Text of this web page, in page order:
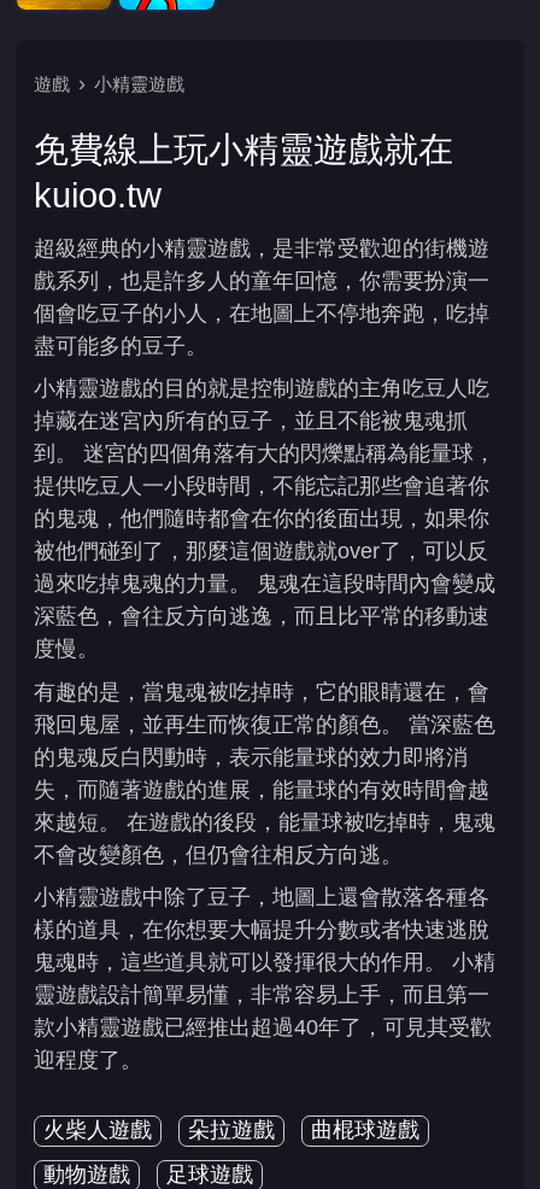
遊戲 小精靈遊戲
免費線上玩小精靈遊戲就在
kuioo.tw
超級經典的小精靈遊戲，是非常受歡迎的街機遊
戲系列，也是許多人的童年回憶，你需要扮演一
個會吃豆子的小人，在地圖上不停地奔跑，吃掉
盡可能多的豆子。
小精靈遊戲的目的就是控制遊戲的主角吃豆人吃
掉藏在迷宮內所有的豆子，並且不能被鬼魂抓
到。 迷宮的四個角落有大的閃爍點稱為能量球，
提供吃豆人一小段時間，不能忘記那些會追著你
的鬼魂，他們隨時都會在你的後面出現，如果你
被他們碰到了，那麼這個遊戲就over了，可以反
過來吃掉鬼魂的力量。 鬼魂在這段時間內會變成
深藍色，會往反方向逃逸，而且比平常的移動速
度慢。
有趣的是，當鬼魂被吃掉時，它的眼睛還在，會
飛回鬼屋，並再生而恢復正常的顏色。 當深藍色
的鬼魂反白閃動時，表示能量球的效力即將消
失，而隨著遊戲的進展，能量球的有效時間會越
來越短。 在遊戲的後段，能量球被吃掉時，鬼魂
不會改變顏色，但仍會往相反方向逃。
小精靈遊戲中除了豆子，地圖上還會散落各種各
樣的道具，在你想要大幅提升分數或者快速逃脫
鬼魂時，這些道具就可以發揮很大的作用。 小精
靈遊戲設計簡單易懂，非常容易上手，而且第一
款小精靈遊戲已經推出超過40年了，可見其受歡
迎程度了。
火柴人遊戲 朵拉遊戲
曲棍球遊戲
動物遊戲
足球遊戲